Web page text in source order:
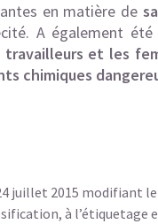
en matière de
A également
travailleurs et les
chimiques
juillet 2015 modifiant
à l’étiquetage